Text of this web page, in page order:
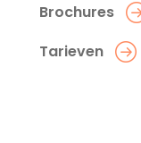
Brochures
Tarieven